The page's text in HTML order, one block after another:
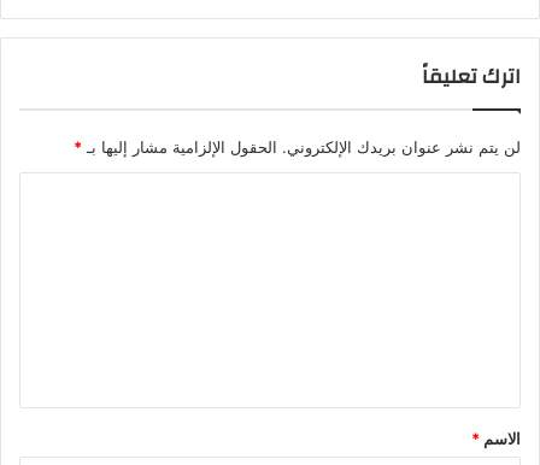
اترك تعليقاً
لن يتم نشر عنوان بريدك الإلكتروني. الحقول الإلزامية مشار إليها بـ *
ق
*
الاسم *